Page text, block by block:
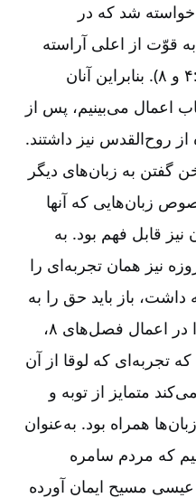
خواسته شد که در
قوّت از اعلی آراسته
شوند» (لوقا ۲۴:‏۴۹؛ اعمال ۱‏:‏۴‏ و ۸). بنابراین آنان
اعمال می‌بینیم، پس از
روح‌القدس نیز داشتند.
گفتن به زبان‌های دیگر
زبان‌هایی که آنها
قابل فهم بود. به
نیز همان تجربه‌ای را
داشت، باز باید حق را به
مسیحیان پنطیکاستی داد زیرا در اعمال فصل‌های ۸،
که تجربه‌ای که لوقا از آن
متمایز از توبه و
همراه بود. به‌عنوان
فصل ۸ می‌بینیم که مردم سامره
مسیح ایمان آورده